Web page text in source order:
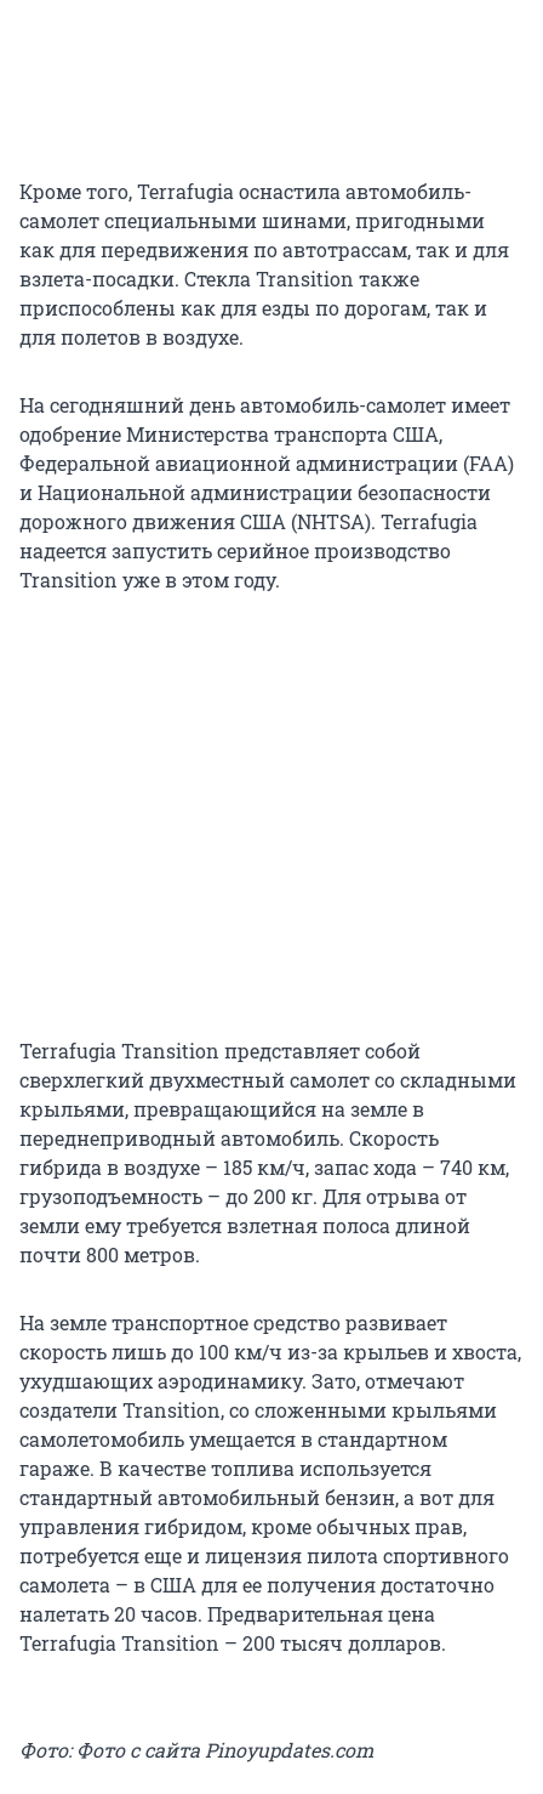
Кроме того, Terrafugia оснастила автомобиль-
самолет специальными шинами, пригодными
как для передвижения по автотрассам, так и для
взлета-посадки. Стекла Transition также
приспособлены как для езды по дорогам, так и
для полетов в воздухе.
На сегодняшний день автомобиль-самолет имеет
одобрение Министерства транспорта США,
Федеральной авиационной администрации (FAA)
и Национальной администрации безопасности
дорожного движения США (NHTSA). Terrafugia
надеется запустить серийное производство
Transition уже в этом году.
Terrafugia Transition представляет собой
сверхлегкий двухместный самолет со складными
крыльями, превращающийся на земле в
переднеприводный автомобиль. Скорость
гибрида в воздухе – 185 км/ч, запас хода – 740 км,
грузоподъемность – до 200 кг. Для отрыва от
земли ему требуется взлетная полоса длиной
почти 800 метров.
На земле транспортное средство развивает
скорость лишь до 100 км/ч из-за крыльев и хвоста,
ухудшающих аэродинамику. Зато, отмечают
создатели Transition, со сложенными крыльями
самолетомобиль умещается в стандартном
гараже. В качестве топлива используется
стандартный автомобильный бензин, а вот для
управления гибридом, кроме обычных прав,
потребуется еще и лицензия пилота спортивного
самолета – в США для ее получения достаточно
налетать 20 часов. Предварительная цена
Terrafugia Transition – 200 тысяч долларов.
Фото: Фото с сайта Pinoyupdates.com